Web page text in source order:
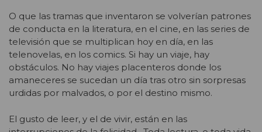
O que las tramas que inventaron se volverían patrones
de conducta en la literatura, en el cine, en las series de
televisión que se multiplican hoy en día, en las
telenovelas, en los comics. Si hay un viaje, hay
obstáculos. No hay viajes placenteros donde los
amaneceres se sucedan un día tras otro sin sorpresas
urdidas por malvados, o por el destino mismo.
El gusto de leer, y el de vivir, están en las